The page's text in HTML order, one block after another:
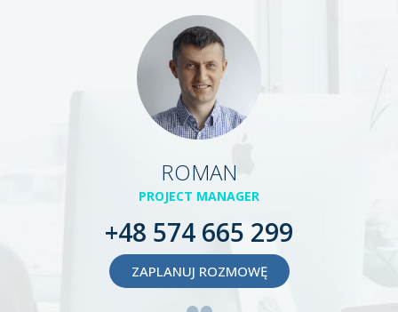
ROMAN
PROJECT MANAGER
+48 574 665 299
ZAPLANUJ ROZMOWĘ